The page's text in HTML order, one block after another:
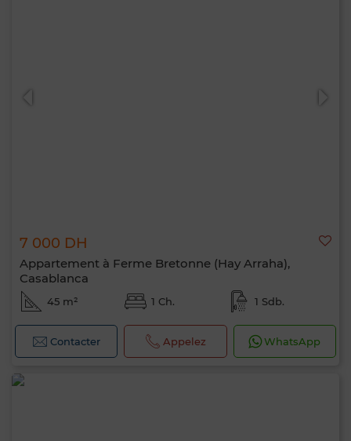
7 000 DH
Appartement à Ferme Bretonne (Hay Arraha),
Casablanca
45 m² 1 Ch. 1 Sdb.
Contacter Appelez WhatsApp